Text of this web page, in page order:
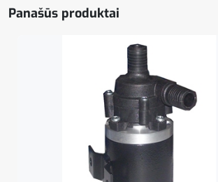
Panašūs produktai